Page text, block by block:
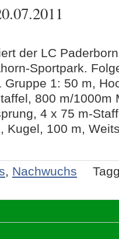
der LC
Sportpark.
Gruppe 1: 50 m,
800 m/1000m
4 x 75 m-
Kugel, 100 m,
, Nachwuchs